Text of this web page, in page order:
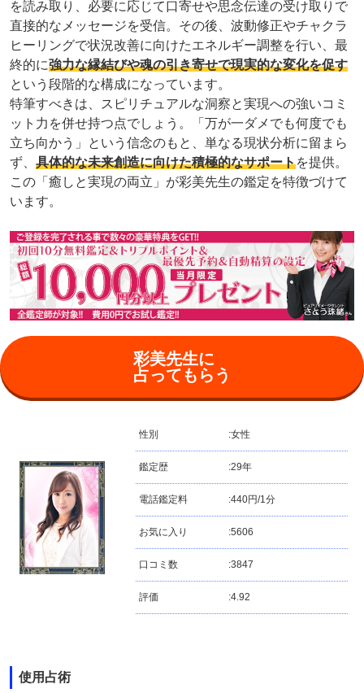
を読み取り、必要に応じて口寄せや思念伝達の受け取りで
直接的なメッセージを受信。その後、波動修正やチャクラ
ヒーリングで状況改善に向けたエネルギー調整を行い、最
終的に強力な縁結びや魂の引き寄せで現実的な変化を促す
という段階的な構成になっています。
特筆すべきは、スピリチュアルな洞察と実現への強いコミ
ット力を併せ持つ点でしょう。「万が一ダメでも何度でも
立ち向かう」という信念のもと、単なる現状分析に留まら
ず、 具体的な未来創造に向けた積極的なサポートを提供。
この「癒しと実現の両立」が彩美先生の鑑定を特徴づけて
います。
彩美先生に
占ってもらう
性別 :女性
鑑定歴 :29年
電話鑑定料 :440円/1分
お気に入り :5606
口コミ数 :3847
評価 :4.92
使用占術